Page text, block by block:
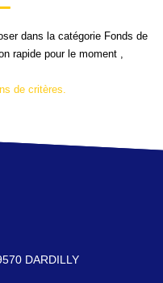
Biens
dans la catégorie Fonds de
rapide pour le moment ,
de critères.
DARDILLY